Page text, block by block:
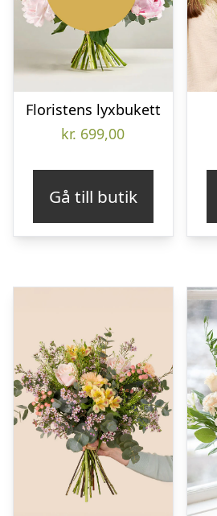
Floristens lyxbukett
kr. 699,00
Gå till butik